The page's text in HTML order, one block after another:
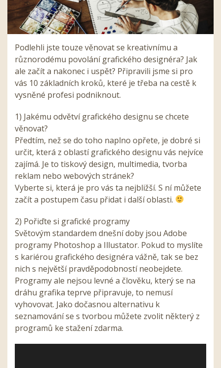
Podlehli jste touze věnovat se kreativnímu a
různorodému povolání grafického designéra? Jak
ale začít a nakonec i uspět? Připravili jsme si pro
vás 10 základních kroků, které je třeba na cestě k
vysněné profesi podniknout.
1) Jakému odvětví grafického designu se chcete
věnovat?
Předtím, než se do toho naplno opřete, je dobré si
určit, která z oblastí grafického designu vás nejvíce
zajímá. Je to tiskový design, multimedia, tvorba
reklam nebo webových stránek?
Vyberte si, která je pro vás ta nejbližší. S ní můžete
začít a postupem času přidat i další oblasti.
2) Pořiďte si grafické programy
Světovým standardem dnešní doby jsou Adobe
programy Photoshop a Illustator. Pokud to myslíte
s kariérou grafického designéra vážně, tak se bez
nich s největší pravděpodobností neobejdete.
Programy ale nejsou levné a člověku, který se na
dráhu grafika teprve připravuje, to nemusí
vyhovovat. Jako dočasnou alternativu k
seznamování se s tvorbou můžete zvolit některý z
programů ke stažení zdarma.